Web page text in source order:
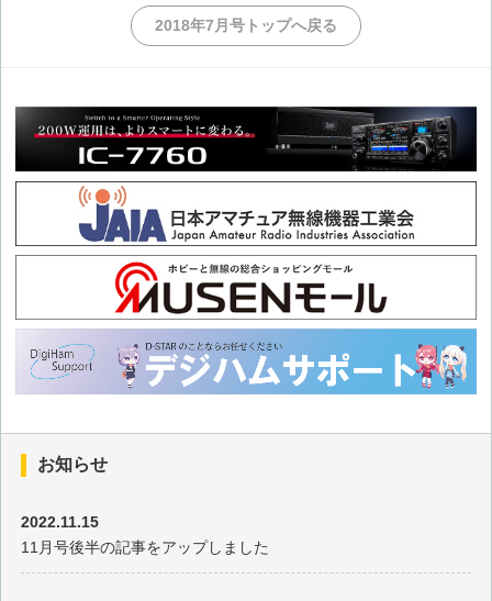
2026年4月の出題
2026年2月の出題
2026年1月の出題
2025年12月の出題
2025年11月の出題
2025年10月の出題
2025年9月の出題
2025年7月の出題
2018年7月号トップへ戻る
お知らせ
2022.11.15
11月号後半の記事をアップしました